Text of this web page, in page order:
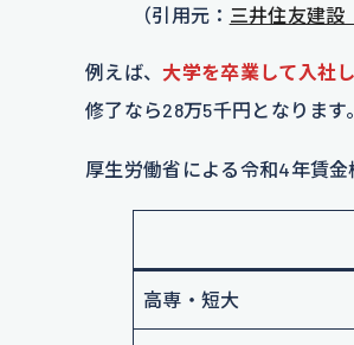
（引用元： 三井住友建
例えば、 大学を卒業して入社
修了なら28万5千円となります。
厚生労働省による令和4年賃
高専・短大